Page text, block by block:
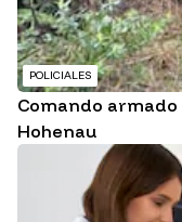
POLICIALES
Comando
Hohenau